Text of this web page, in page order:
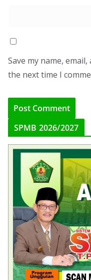
Save my name,
the next time I
SPMB 2026/2027